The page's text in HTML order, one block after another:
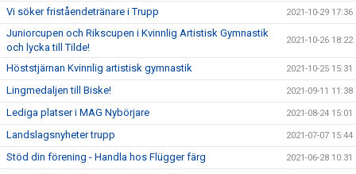
Vi söker friståendetränare i Trupp 2021-10-29 17:36
Juniorcupen och Rikscupen i Kvinnlig Artistisk Gymnastik
och lycka till Tilde!
2021-10-26 18:22
Höststjärnan Kvinnlig artistisk gymnastik 2021-10-25 15:31
Lingmedaljen till Biske! 2021-09-11 11:38
Lediga platser i MAG Nybörjare 2021-08-24 15:01
Landslagsnyheter trupp 2021-07-07 15:44
Stöd din förening - Handla hos Flügger färg 2021-06-28 10:31